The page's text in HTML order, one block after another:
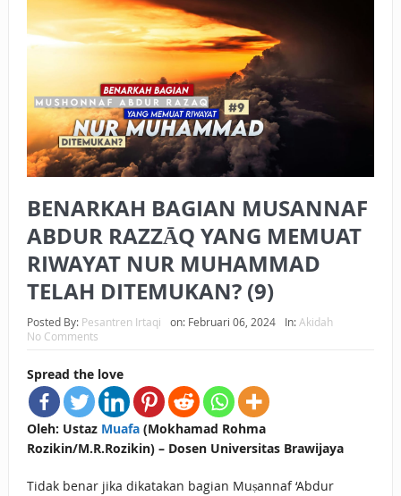
HAKIKAT NIKMAT DI DUNIA!
BAGAIMANA CARA MEMBAYAR ZAKAT UANG?
UANG HARAM BISA MENJADI HALAL JIKA SEBAB
KEPEMILIKANNYA BERUBAH
ISTIDLAL BATIL VS ISTIDLAL SYAR’I
HUKUM MEMBAYAR ZAKAT DENGAN CARA MENGANGSUR
HUKUM MEMBAYAR ZAKAT KEPADA KERABAT SENDIRI
BENARKAH BAGIAN MUSANNAF
ABDUR RAZZĀQ YANG MEMUAT
RIWAYAT NUR MUHAMMAD
TELAH DITEMUKAN? (9)
Posted By: Pesantren Irtaqi on: Februari 06, 2024 In:Akidah
No Comments
Spread the love
Oleh: Ustaz Muafa(Mokhamad Rohma
Rozikin/M.R.Rozikin) – Dosen Universitas Brawijaya
Tidak benar jika dikatakan bagian Muṣannaf ‘Abdur